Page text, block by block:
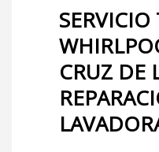
CRUZ DE